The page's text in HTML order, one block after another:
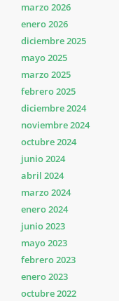
marzo 2026
enero 2026
diciembre 2025
mayo 2025
marzo 2025
febrero 2025
diciembre 2024
noviembre 2024
octubre 2024
junio 2024
abril 2024
marzo 2024
enero 2024
junio 2023
mayo 2023
febrero 2023
enero 2023
octubre 2022